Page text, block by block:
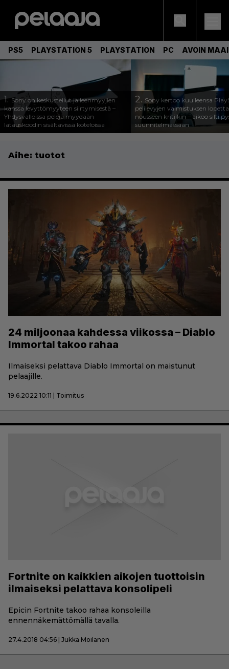
PS5 PLAYSTATION 5 PLAYSTATION PC AVOIN
1.Sony on keskustellut jälleenmyyjien
kanssa levyttömyyteen siirtymisestä –
Yhdysvalloissa pelejä myydään
latauskoodin sisältävissä koteloissa
2. Sony kertoo kuulleensa
pelilevyjen valmistuksen
nousseen kritiikin – aikoo silti
suunnitelmassaan
Aihe: tuotot
24 miljoonaa kahdessa viikossa – Diablo
Immortal takoo rahaa
Ilmaiseksi pelattava Diablo Immortal on maistunut
pelaajille.
19.6.2022 10:11 | Toimitus
Fortnite on kaikkien aikojen tuottoisin
ilmaiseksi pelattava konsolipeli
Epicin Fortnite takoo rahaa konsoleilla
ennennäkemättömällä tavalla.
27.4.2018 04:56 | Jukka Moilanen